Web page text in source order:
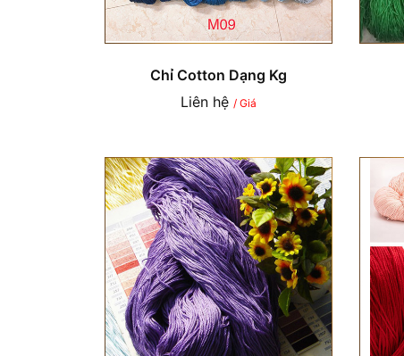
Chỉ Cotton Dạng Kg
Liên hệ / Giá